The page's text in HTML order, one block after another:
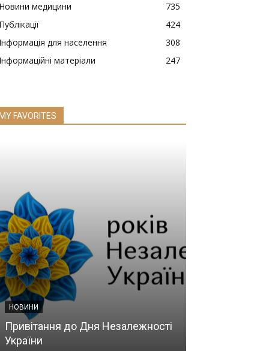
Новини медицини
735
Публікації
424
Інформація для населення
308
Інформаційні матеріали
247
MY FAVORITES
НОВИНИ
Привітання до Дня Незалежності
України